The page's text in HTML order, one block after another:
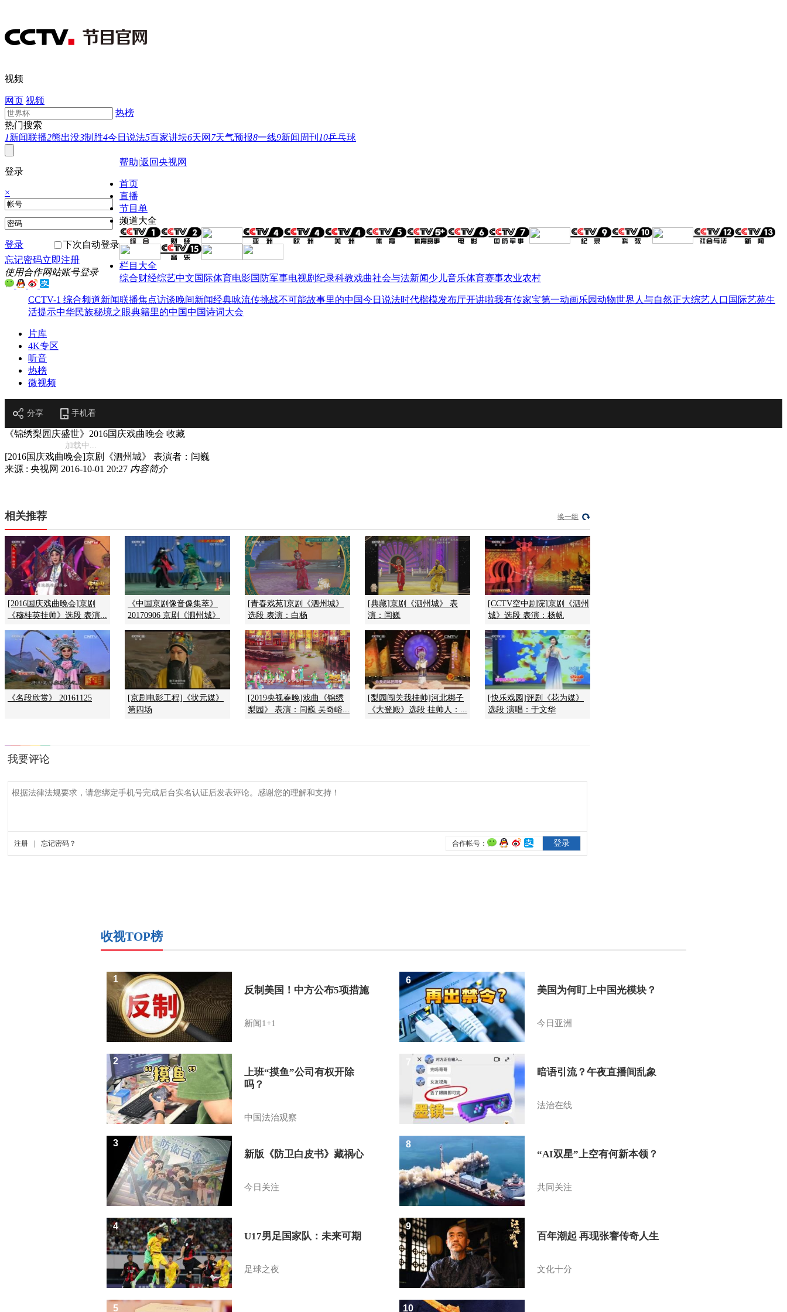
视频
网页 视频
热榜
热门搜索
1新闻联播2熊出没3制胜4今日说法5百家讲坛6天网 7天气预报8一线9新闻周刊 10乒乓球
登录
×
登录
下次自动登录
忘记密码立即注册
使用合作网站账号登录
帮助|返回央视网
首页
直播
节目单
频道大全
栏目大全
综合财经综艺中文国际体育电影国防军事电视剧纪录科教戏曲社会与法新闻少儿音乐体育赛事农业农村
CCTV-1 综合频道新闻联播焦点访谈晚间新闻经典咏流传挑战不可能故事里的中国今日说法时代楷模发布厅开讲啦我有传家宝第一动画乐园动物世界 人与自然正大综艺人口 国际艺苑生
活提示中华民族秘境之眼典籍里的中国中国诗词大会
片库
4K专区
听音
热榜
微视频
分享 手机看
《锦绣梨园庆盛世》2016国庆戏曲晚会 收藏
加载中...
[2016国庆戏曲晚会]京剧《泗州城》 表演者：闫巍
来源 : 央视网 2016-10-01 20:27 内容简介
相关推荐 换一组
[2016国庆戏曲晚会]京剧
《穆桂英挂帅》选段 表演...
《中国京剧像音像集萃》
20170906 京剧《泗州城》
[青春戏苑]京剧《泗州城》
选段 表演：白杨
[典藏]京剧《泗州城》 表
演：闫巍
[CCTV空中剧院]京剧《泗州
城》选段 表演：杨帆
《名段欣赏》 20161125
[京剧电影工程]《状元媒》
第四场
[2019央视春晚]戏曲《锦绣
梨园》 表演：闫巍 吴奇峪...
[梨园闯关我挂帅]河北梆子
《大登殿》选段 挂帅人：...
[快乐戏园]评剧《花为媒》
选段 演唱：于文华
收视TOP榜
反制美国！中方公布5项措施
新闻1+1
1
上班“摸鱼”公司有权开除
吗？
中国法治观察
2
新版《防卫白皮书》藏祸心
今日关注
3
U17男足国家队：未来可期
足球之夜
4
5
美国为何盯上中国光模块？
今日亚洲
6
暗语引流？午夜直播间乱象
法治在线
“AI双星”上空有何新本领？
共同关注
8
百年潮起 再现张謇传奇人生
文化十分
9
10